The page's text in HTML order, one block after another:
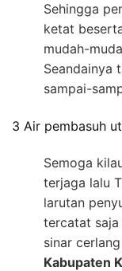
Sehingga
ketat
mudah-
Seandainya
sampai-
3 Air pembasuh
Semoga
terjaga lalu
larutan
tercatat saja
sinar
Kabupaten